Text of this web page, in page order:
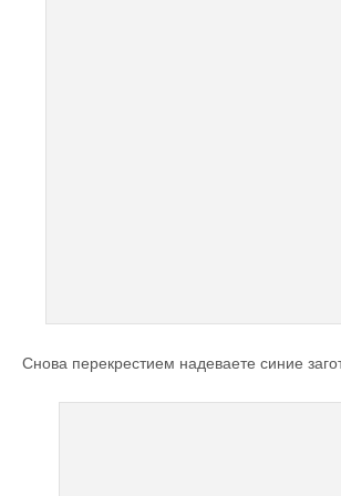
Снова перекрестием надеваете синие